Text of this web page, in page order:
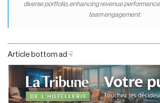
diverse portfolio, enhancing revenue
team engagement.
Article bottom ad ☟